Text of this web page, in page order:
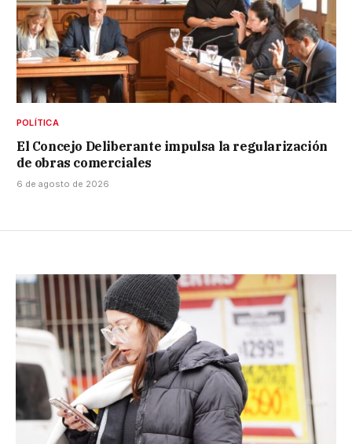
POLÍTICA
El Concejo Deliberante impulsa la regularización
de obras comerciales
6 de agosto de 2026